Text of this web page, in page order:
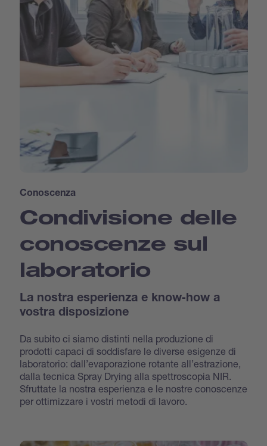
Conoscenza
Condivisione delle
conoscenze sul
laboratorio
La nostra esperienza e know‐how a
vostra disposizione
Da subito ci siamo distinti nella produzione di
prodotti capaci di soddisfare le diverse esigenze di
laboratorio: dall’evaporazione rotante all’estrazione,
dalla tecnica Spray Drying alla spettroscopia NIR.
Sfruttate la nostra esperienza e le nostre conoscenze
per ottimizzare i vostri metodi di lavoro.